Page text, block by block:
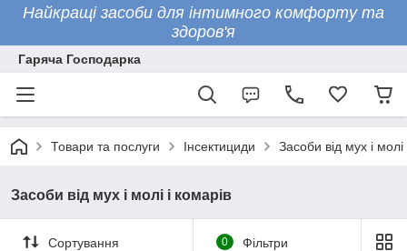
Найкращі засоби для інтимного комфорту та
здоров'я
Гаряча Господарка
Товари та послуги Інсектициди Засоби від мух і молі
Засоби від мух і молі і комарів
Сортування 0 Фільтри